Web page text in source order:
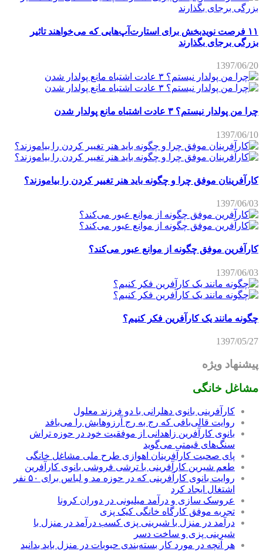
۱۱ فرصت نویدبخش برای استارت‌آپ‌هایی که می‌خواهند تاثیر
بزرگی برجای بگذارند
1397/06/20
چرا من پولدار نیستم؟ ۳ عادت اشتباه مانع پولدار شدن
1397/06/10
کارآفرینان موفق چرا و چگونه باید هنر تغییر کردن را بیاموزند؟
1397/06/03
کارآفرین موفق چگونه از موانع عبور می‌کند؟
1397/06/03
چگونه مانند یک کارآفرین فکر کنیم؟
1397/05/27
پیشنهاد ویژه
مشاغل خانگی
کارآفرینی بانوی دهلرانی با دو فرزند معلول
روایت قالی‌بافی که رج به رج آرزوهایش را می‌بافد
بانوی کارآفرین زاهدانی از موفقیت خود در حوزه تراش
سنگ‌های قیمتی می‌گوید
پای صحبت کارآفرینان اهوازی طرح ملی مشاغل خانگی
طعم شیرین کارآفرینی با ترشی فروشی بانوی کارآفرین
روایت بانوی کارآفرینی که در حوزه مد و لباس برای ۵۰ نفر
اشتغال ایجاد کرد
عروسک سازی و درآمد میلیونی در دوران کرونا
تجربه موفق کارگاه خانگی کیک پزی
درآمد در منزل با شیرینی پزی کسب درآمد در منزل با
شیرینی پزی و ساخت دسر
هر آنچه در مورد کار بسته‌بندی حبوبات در منزل باید بدانید